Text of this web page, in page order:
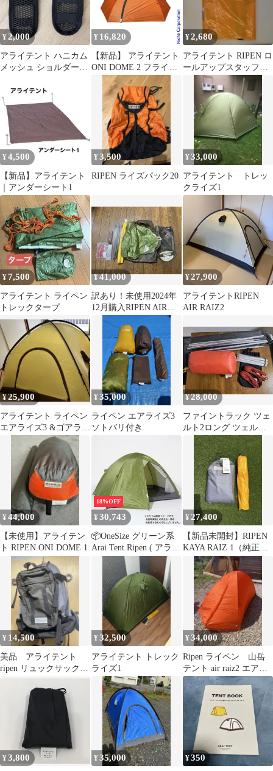
¥2,000
アライテント ハニカム
メッシュ ショルダーパ
¥ 16,820
【新品】 アライテント
ONI DOME 2 フライ
0332600
¥2,680
アライテント RIPEN ロ
ールアップスタッフバ
ッグ L
¥ 4,500
【新品】アライテント
｜アンダーシート1
¥3,500
RIPEN ライズパック20
¥33,000
アライテント トレッ
クライズ1
¥7,500
アライテント ライペン
トレックタープ
¥41,000
訳あり！未使用2024年
12月購入RIPEN AIR
¥27,900
アライテントRIPEN
AIR RAIZ2
¥25,900
アライテント ライペン
エアライズ3 &ゴアライ
ズ3ソトバリ セット
¥35,000
ライペン エアライズ3
ソトバリ付き
¥28,000
ファイントラック ツェ
ルト2ロング ツェルト
本体、ポール、ガイラ
イン込
¥44,000
【未使用】アライテン
ト RIPEN ONI DOME 1
18%OFF
¥30,743
📦️OneSize グリーン系
Arai Tent Ripen ( アライ
テント ライペン ) トレ
ックライズ 1 Trek Raiz
1 ナイロン キャンピン
グギア テント 山岳テン
ト z00056369 山岳テン
ト テント キャンピング
¥27,400
【新品未開封】RIPEN
KAYA RAIZ 1（純正フ
レーム付）
¥ 14,500
美品 アライテント
ripen リュックサック
tough
¥32,500
アライテント トレック
ライズ1
¥34,000
Ripen ライペン 山岳
テント air raiz2 エアラ
イズ アライテント
¥3,800 ¥35,000 ¥350